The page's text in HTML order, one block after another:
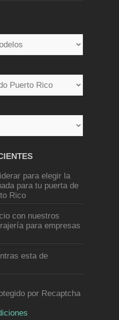
para elegir la
para tu puerta de
Rico
con nuestros
para empresas
esta de
por Recaptcha